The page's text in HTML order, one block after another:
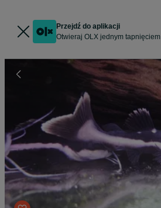
Przejdź do aplikacji
Otwieraj OLX jednym tapnięciem